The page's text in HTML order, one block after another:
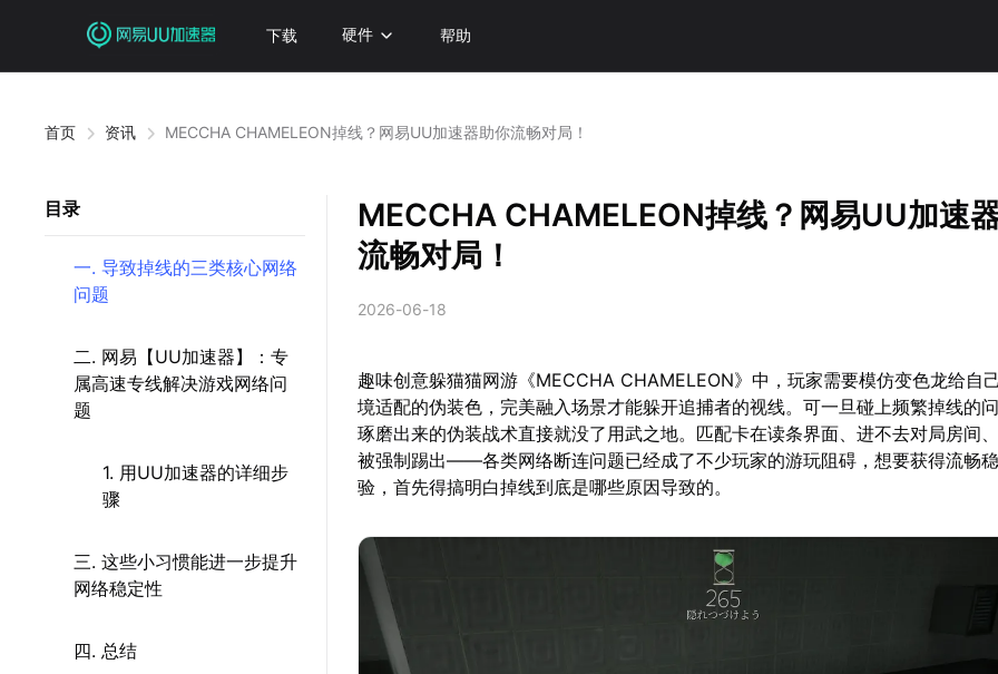
下载 硬件 帮助
首页 资讯 MECCHA CHAMELEON掉线？网易UU加速器助你流畅对局！
目录
一. 导致掉线的三类核心网络
问题
二. 网易【UU加速器】：专
属高速专线解决游戏网络问
题
1. 用UU加速器的详细步
骤
三. 这些小习惯能进一步提升
网络稳定性
四. 总结
MECCHA CHAMELEON掉线？网易UU加速
流畅对局！
2026-06-18
趣味创意躲猫猫网游《MECCHA CHAMELEON》中，玩家需要模仿变色龙给自
境适配的伪装色，完美融入场景才能躲开追捕者的视线。可一旦碰上频繁掉线的
琢磨出来的伪装战术直接就没了用武之地。匹配卡在读条界面、进不去对局房间
被强制踢出——各类网络断连问题已经成了不少玩家的游玩阻碍，想要获得流畅
验，首先得搞明白掉线到底是哪些原因导致的。